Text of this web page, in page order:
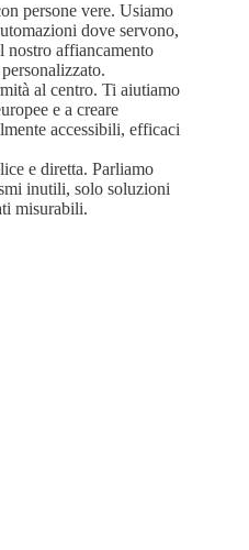
persone vere. Usiamo
dove servono,
nostro affiancamento
al centro. Ti aiutiamo
e a creare
accessibili, efficaci
e diretta. Parliamo
inutili, solo soluzioni
misurabili.